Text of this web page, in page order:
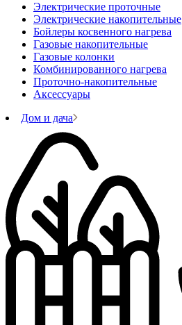
Электрические проточные
Электрические накопительные
Бойлеры косвенного нагрева
Газовые накопительные
Газовые колонки
Комбинированного нагрева
Проточно-накопительные
Аксессуары
Дом и дача